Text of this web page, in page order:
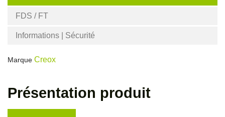
FDS / FT
Informations | Sécurité
Marque Creox
Présentation produit